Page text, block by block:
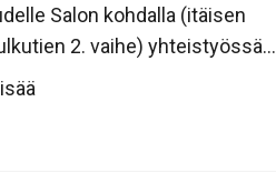
Salon kohdalla (itäisen
2. vaihe) yhteistyössä...